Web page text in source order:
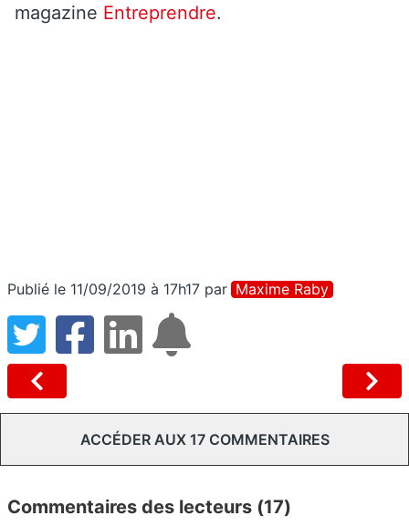
magazine Entreprendre.
Publié le 11/09/2019 à 17h17 par Maxime Raby
ACCÉDER AUX 17 COMMENTAIRES
Commentaires des lecteurs (17)